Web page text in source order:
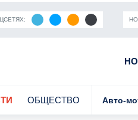
Пандемия коронавирусной
ОБЩЕСТВО Авто-